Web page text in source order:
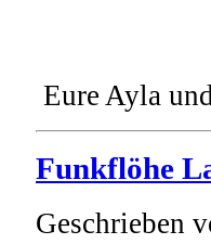
Eure Ayla
Funkflöhe
Geschrieben